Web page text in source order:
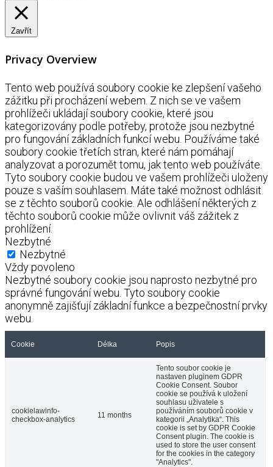
Zavřít
Privacy Overview
Tento web používá soubory cookie ke zlepšení vašeho
zážitku při procházení webem. Z nich se ve vašem
prohlížeči ukládají soubory cookie, které jsou
kategorizovány podle potřeby, protože jsou nezbytné
pro fungování základních funkcí webu. Používáme také
soubory cookie třetích stran, které nám pomáhají
analyzovat a porozumět tomu, jak tento web používáte.
Tyto soubory cookie budou ve vašem prohlížeči uloženy
pouze s vaším souhlasem. Máte také možnost odhlásit
se z těchto souborů cookie. Ale odhlášení některých z
těchto souborů cookie může ovlivnit váš zážitek z
prohlížení.
Nezbytné
Nezbytné
Vždy povoleno
Nezbytné soubory cookie jsou naprosto nezbytné pro
správné fungování webu. Tyto soubory cookie
anonymně zajišťují základní funkce a bezpečnostní prvky
webu.
Cookie Délka Popis
cookielawinfo-
checkbox-analytics
11 months
Tento soubor cookie je
nastaven pluginem GDPR
Cookie Consent. Soubor
cookie se používá k uložení
souhlasu uživatele s
používáním souborů cookie v
kategorii „Analytika“. This
cookie is set by GDPR Cookie
Consent plugin. The cookie is
used to store the user consent
for the cookies in the category
"Analytics".